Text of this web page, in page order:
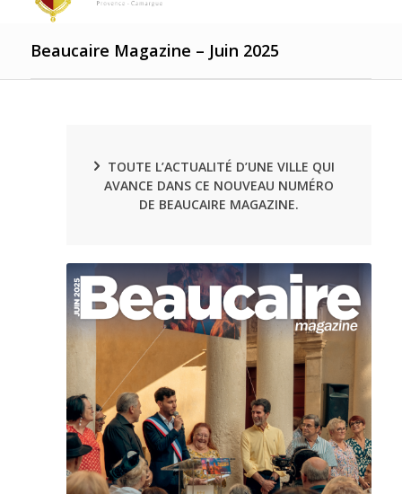
Beaucaire Magazine – Juin 2025
TOUTE L’ACTUALITÉ D’UNE VILLE QUI
AVANCE DANS CE NOUVEAU NUMÉRO
DE BEAUCAIRE MAGAZINE.